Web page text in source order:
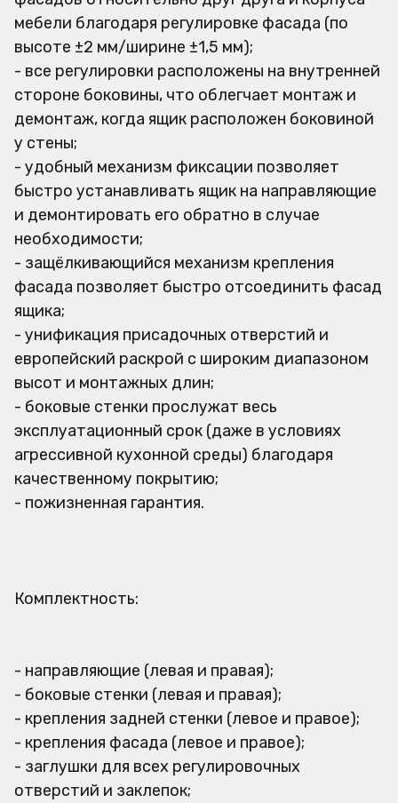
мебели благодаря регулировке фасада (по
высоте ±2 мм/ширине ±1,5 мм);
- все регулировки расположены на внутренней
стороне боковины, что облегчает монтаж и
демонтаж, когда ящик расположен боковиной
у стены;
- удобный механизм фиксации позволяет
быстро устанавливать ящик на направляющие
и демонтировать его обратно в случае
необходимости;
- защёлкивающийся механизм крепления
фасада позволяет быстро отсоединить фасад
ящика;
- унификация присадочных отверстий и
европейский раскрой с широким диапазоном
высот и монтажных длин;
- боковые стенки прослужат весь
эксплуатационный срок (даже в условиях
агрессивной кухонной среды) благодаря
качественному покрытию;
- пожизненная гарантия.
Комплектность:
- направляющие (левая и правая);
- боковые стенки (левая и правая);
- крепления задней стенки (левое и правое);
- крепления фасада (левое и правое);
- заглушки для всех регулировочных
отверстий и заклепок;